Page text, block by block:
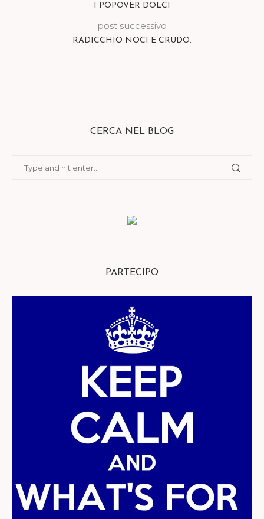
I POPOVER DOLCI
post successivo
RADICCHIO NOCI E CRUDO.
CERCA NEL BLOG
PARTECIPO